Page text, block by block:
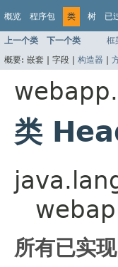
概览 程序包 类 树 已
上一个类 下一个类 框
概要: 嵌套 | 字段 | 构造器 |
类
所有已实